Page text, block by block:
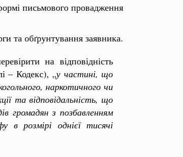
письмового провадження
та обґрунтування заявника.
на відповідність
– Кодекс), „у частині, що
наркотичного чи
та відповідальність, що
громадян з позбавленням
розмірі однієї тисячі